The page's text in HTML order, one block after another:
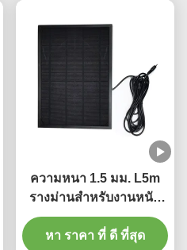
ความหนา 1.5 มม. L5m
รางม่านสำหรับงานหนัก
รางม่านจีบ
หา ราคา ที่ ดี ที่สุด